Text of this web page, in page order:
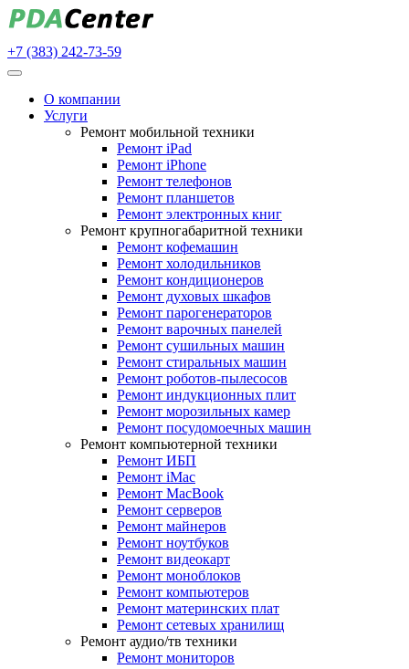
+7 (383) 242-73-59
О компании
Услуги
Ремонт мобильной техники
Ремонт iPad
Ремонт iPhone
Ремонт телефонов
Ремонт планшетов
Ремонт электронных книг
Ремонт крупногабаритной техники
Ремонт кофемашин
Ремонт холодильников
Ремонт кондиционеров
Ремонт духовых шкафов
Ремонт парогенераторов
Ремонт варочных панелей
Ремонт сушильных машин
Ремонт стиральных машин
Ремонт роботов-пылесосов
Ремонт индукционных плит
Ремонт морозильных камер
Ремонт посудомоечных машин
Ремонт компьютерной техники
Ремонт ИБП
Ремонт iMac
Ремонт MacBook
Ремонт серверов
Ремонт майнеров
Ремонт ноутбуков
Ремонт видеокарт
Ремонт моноблоков
Ремонт компьютеров
Ремонт материнских плат
Ремонт сетевых хранилищ
Ремонт аудио/тв техники
Ремонт мониторов